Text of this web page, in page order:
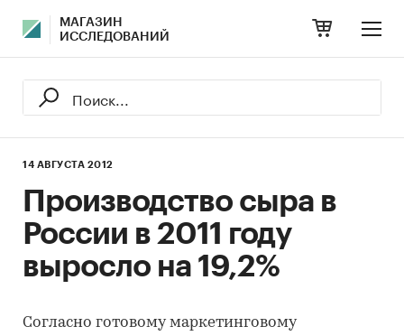
МАГАЗИН
ИССЛЕДОВАНИЙ
14 АВГУСТА 2012
Производство сыра в
России в 2011 году
выросло на 19,2%
Согласно готовому маркетинговому